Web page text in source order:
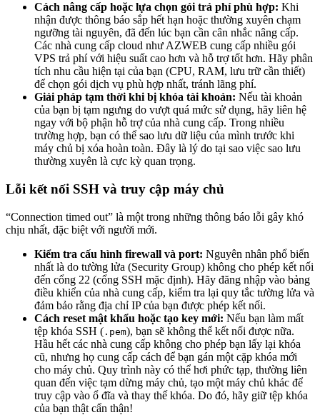
Cách nâng cấp hoặc lựa chọn gói trả phí phù hợp: Khi
nhận được thông báo sắp hết hạn hoặc thường xuyên chạm
ngưỡng tài nguyên, đã đến lúc bạn cần cân nhắc nâng cấp.
Các nhà cung cấp cloud như AZWEB cung cấp nhiều gói
VPS trả phí với hiệu suất cao hơn và hỗ trợ tốt hơn. Hãy phân
tích nhu cầu hiện tại của bạn (CPU, RAM, lưu trữ cần thiết)
để chọn gói dịch vụ phù hợp nhất, tránh lãng phí.
Giải pháp tạm thời khi bị khóa tài khoản: Nếu tài khoản
của bạn bị tạm ngưng do vượt quá mức sử dụng, hãy liên hệ
ngay với bộ phận hỗ trợ của nhà cung cấp. Trong nhiều
trường hợp, bạn có thể sao lưu dữ liệu của mình trước khi
máy chủ bị xóa hoàn toàn. Đây là lý do tại sao việc sao lưu
thường xuyên là cực kỳ quan trọng.
Lỗi kết nối SSH và truy cập máy chủ
“Connection timed out” là một trong những thông báo lỗi gây khó
chịu nhất, đặc biệt với người mới.
Kiểm tra cấu hình firewall và port: Nguyên nhân phổ biến
nhất là do tường lửa (Security Group) không cho phép kết nối
đến cổng 22 (cổng SSH mặc định). Hãy đăng nhập vào bảng
điều khiển của nhà cung cấp, kiểm tra lại quy tắc tường lửa và
đảm bảo rằng địa chỉ IP của bạn được phép kết nối.
Cách reset mật khẩu hoặc tạo key mới: Nếu bạn làm mất
tệp khóa SSH ( .pem), bạn sẽ không thể kết nối được nữa.
Hầu hết các nhà cung cấp không cho phép bạn lấy lại khóa
cũ, nhưng họ cung cấp cách để bạn gán một cặp khóa mới
cho máy chủ. Quy trình này có thể hơi phức tạp, thường liên
quan đến việc tạm dừng máy chủ, tạo một máy chủ khác để
truy cập vào ổ đĩa và thay thế khóa. Do đó, hãy giữ tệp khóa
của bạn thật cẩn thận!